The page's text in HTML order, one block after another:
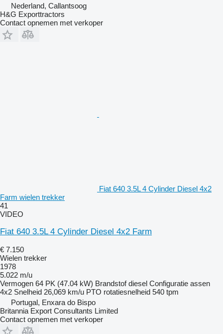
Nederland, Callantsoog
H&G Exporttractors
Contact opnemen met verkoper
Fiat 640 3.5L 4 Cylinder Diesel 4x2
Farm wielen trekker
41
VIDEO
Fiat 640 3.5L 4 Cylinder Diesel 4x2 Farm
€ 7.150
Wielen trekker
1978
5.022 m/u
Vermogen 64 PK (47.04 kW) Brandstof diesel Configuratie assen
4x2 Snelheid 26,069 km/u PTO rotatiesnelheid 540 tpm
Portugal, Enxara do Bispo
Britannia Export Consultants Limited
Contact opnemen met verkoper